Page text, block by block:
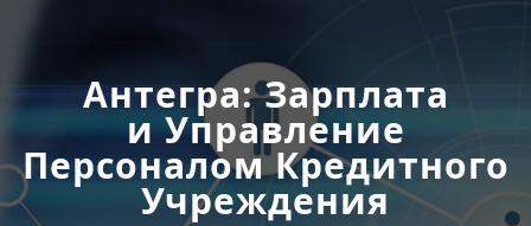
Антегра: Зарплата
и Управление
Персоналом Кредитного
Учреждения